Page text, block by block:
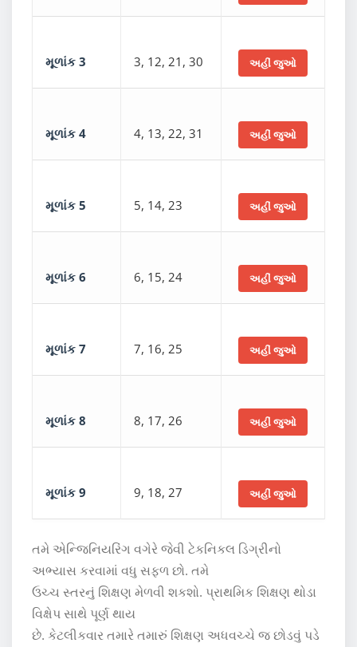
મૂળાંક 3 3, 12, 21, 30 અહીં જુઓ
મૂળાંક 4 4, 13, 22, 31 અહીં જુઓ
મૂળાંક 5 5, 14, 23 અહીં જુઓ
મૂળાંક 6 6, 15, 24 અહીં જુઓ
મૂળાંક 7 7, 16, 25 અહીં જુઓ
મૂળાંક 8 8, 17, 26 અહીં જુઓ
મૂળાંક 9 9, 18, 27 અહીં જુઓ
તમે એન્જિનિયરિંગ વગેરે જેવી ટેકનિકલ ડિગ્રીનો
અભ્યાસ કરવામાં વધુ સફળ છો. તમે
ઉચ્ચ સ્તરનું શિક્ષણ મેળવી શકશો. પ્રાથમિક શિક્ષણ થોડા
વિક્ષેપ સાથે પૂર્ણ થાય
છે. કેટલીકવાર તમારે તમારું શિક્ષણ અધવચ્ચે જ છોડવું પડે